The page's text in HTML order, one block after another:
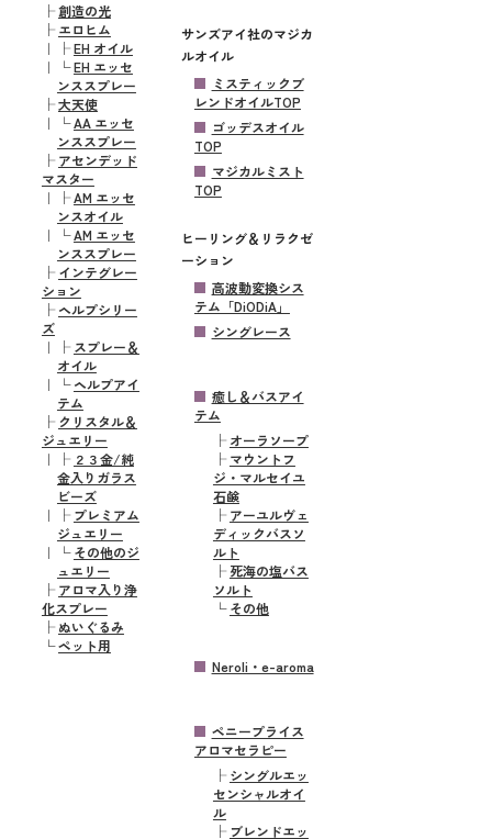
├創造の光
├ エロヒム
｜
├EH オイル
｜
└EH エッセ
ンススプレー
├大天使
｜
└AA エッセ
ンススプレー
├ アセンデッド
マスター
｜
├AM エッセ
ンスオイル
｜
└AM エッセ
ンススプレー
├ インテグレー
ション
├ ヘルプシリー
ズ
｜
├ スプレー＆
オイル
｜
└ヘルプアイ
テム
├ クリスタル＆
ジュエリー
｜
├ ２３金/純
金入りガラス
ビーズ
｜
├ プレミアム
ジュエリー
｜
└その他のジ
ュエリー
├ アロマ入り浄
化スプレー
├ ぬいぐるみ
└ペット用
サンズアイ社のマジカ
ルオイル
ミスティックブ
レンドオイルTOP
ゴッデスオイル
TOP
マジカルミスト
TOP
ヒーリング＆リラクゼ
ーション
高波動変換シス
テム「DiODiA」
シングレース
癒し＆バスアイ
テム
├ オーラソープ
├ マウントフ
ジ・マルセイユ
石鹸
├ アーユルヴェ
ディックバスソ
ルト
├ 死海の塩バス
ソルト
└その他
Neroli・e-aroma
ペニープライス
アロマセラピー
├ シングルエッ
センシャルオイ
ル
├ ブレンドエッ